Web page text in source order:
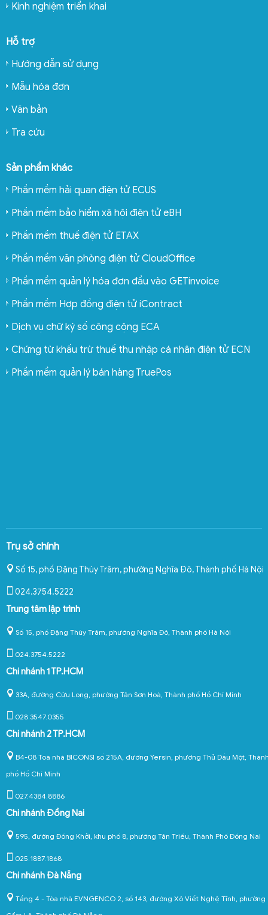
Kinh nghiệm triển khai
Hỗ trợ
Hướng dẫn sử dụng
Mẫu hóa đơn
Văn bản
Tra cứu
Sản phẩm khác
Phần mềm hải quan điện tử ECUS
Phần mềm bảo hiểm xã hội điện tử eBH
Phần mềm thuế điện tử ETAX
Phần mềm văn phòng điện tử CloudOffice
Phần mềm quản lý hóa đơn đầu vào GETinvoice
Phần mềm Hợp đồng điện tử iContract
Dịch vụ chữ ký số công cộng ECA
Chứng từ khấu trừ thuế thu nhập cá nhân điện tử ECN
Phần mềm quản lý bán hàng TruePos
Trụ sở chính
Số 15, phố Đặng Thùy Trâm, phường Nghĩa Đô,Thành phố Hà Nội
024.3754.5222
Trung tâm lập trình
Số 15, phố Đặng Thùy Trâm, phường Nghĩa Đô, Thành phố Hà Nội
024.3754.5222
Chi nhánh 1 TP.HCM
33A, đường Cửu Long, phường Tân Sơn Hoà, Thành phố Hồ Chí Minh
028.3547.0355
Chi nhánh 2 TP.HCM
B4-08 Toà nhà BICONSI số 215A, đường Yersin, phường Thủ Dầu Một,
phố Hồ Chí Minh
027.4384.8886
Chi nhánh Đồng Nai
595, đường Đồng Khởi, khu phố 8, phường Tân Triều, Thành Phố Đồng Nai
025.1887.1868
Chi nhánh Đà Nẵng
Tầng 4 - Tòa nhà EVNGENCO 2, số 143, đường Xô Viết Nghệ Tĩnh, phường